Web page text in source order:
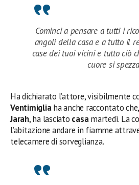
Cominci a pensare a tutti i
angoli della casa e a tutto il
case dei tuoi vicini e tutto ciò
cuore si
Ha dichiarato l’attore, visibilmente
Ventimigliaha anche raccontato
Jarah, ha lasciato casamartedì. La
l’abitazione andare in fiamme
telecamere di sorveglianza.